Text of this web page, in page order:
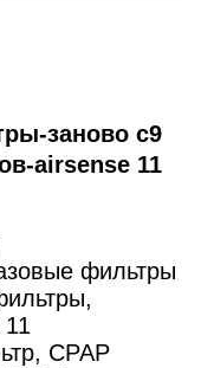
заново с9
airsense 11
фильтры
CPAP